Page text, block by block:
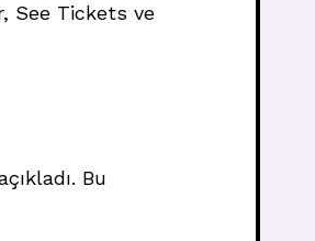
See Tickets ve
Bu